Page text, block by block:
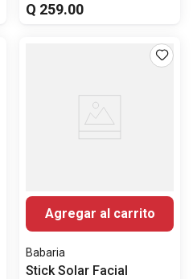
Q 259.00
Agregar al carrito
Babaria
Stick Solar Facial